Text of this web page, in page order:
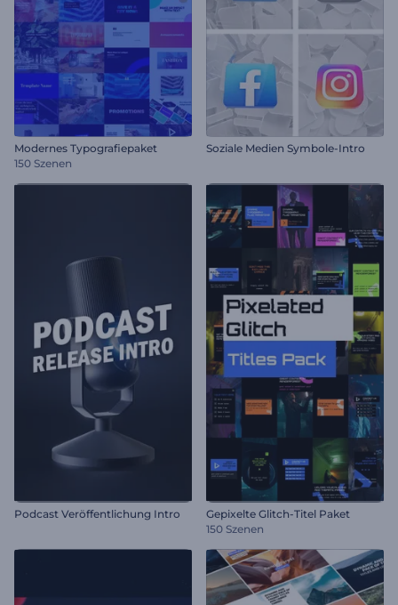
Modernes Typografiepaket
150 Szenen
Soziale Medien Symbole-Intro
Podcast Veröffentlichung Intro
Gepixelte Glitch-Titel Paket
150 Szenen